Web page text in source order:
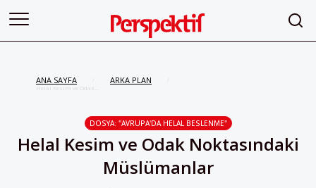
ANA SAYFA ARKA PLAN
Helal Kesim ve Odak
DOSYA: "AVRUPA'DA HELAL BESLENME"
Helal Kesim ve Odak Noktasındaki
Müslümanlar